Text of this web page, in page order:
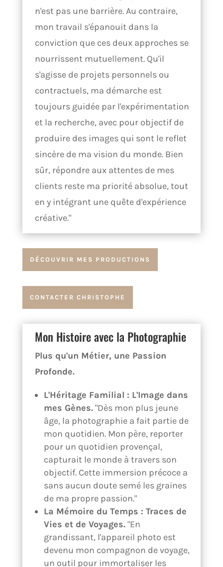
n'est pas une barrière. Au contraire,
mon travail s'épanouit dans la
conviction que ces deux approches se
nourrissent mutuellement. Qu'il
s'agisse de projets personnels ou
contractuels, ma démarche est
toujours guidée par l'expérimentation
et la recherche, avec pour objectif de
produire des images qui sont le reflet
sincère de ma vision du monde. Bien
sûr, répondre aux attentes de mes
clients reste ma priorité absolue, tout
en y intégrant une quête d'expérience
créative."
DÉCOUVRIR MES PRODUCTIONS
CONTACTER CHRISTOPHE
Mon Histoire avec la Photographie
Plus qu'un Métier, une Passion
Profonde.
L'Héritage Familial : L'Image dans
mes Gènes."Dès mon plus jeune
âge, la photographie a fait partie de
mon quotidien. Mon père, reporter
pour un quotidien provençal,
capturait le monde à travers son
objectif. Cette immersion précoce a
sans aucun doute semé les graines
de ma propre passion."
La Mémoire du Temps : Traces de
Vies et de Voyages."En
grandissant, l'appareil photo est
devenu mon compagnon de voyage,
un outil pour immortaliser les